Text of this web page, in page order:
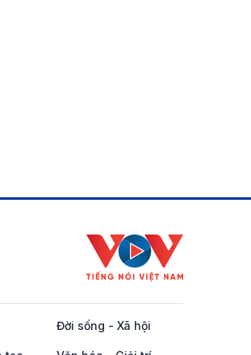
Đời sống - Xã hội